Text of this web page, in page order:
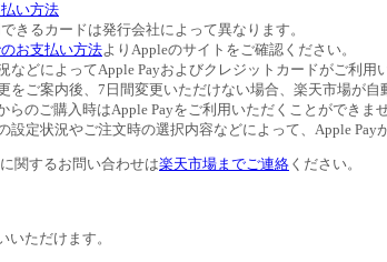
い方法
きるカードは発行会社によって異なります。
お支払い方法よりAppleのサイトをご確認ください。
などによってApple Payおよびクレジットカードがご利
をご案内後、7日間変更いただけない場合、楽天市場が自
らのご購入時はApple Payをご利用いただくことができませ
設定状況やご注文時の選択内容などによって、Apple Pay
関するお問い合わせは楽天市場までご連絡 ください。
いただけます。